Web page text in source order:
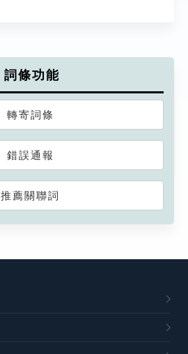
詞條功能
轉寄詞條
錯誤通報
推薦關聯詞